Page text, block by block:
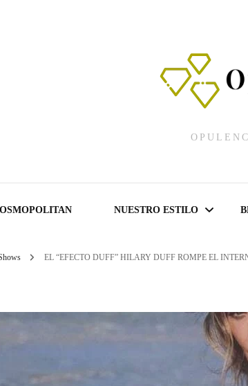
NUESTRO ESTILO
EL “EFECTO DUFF” HILARY DUFF ROMPE EL